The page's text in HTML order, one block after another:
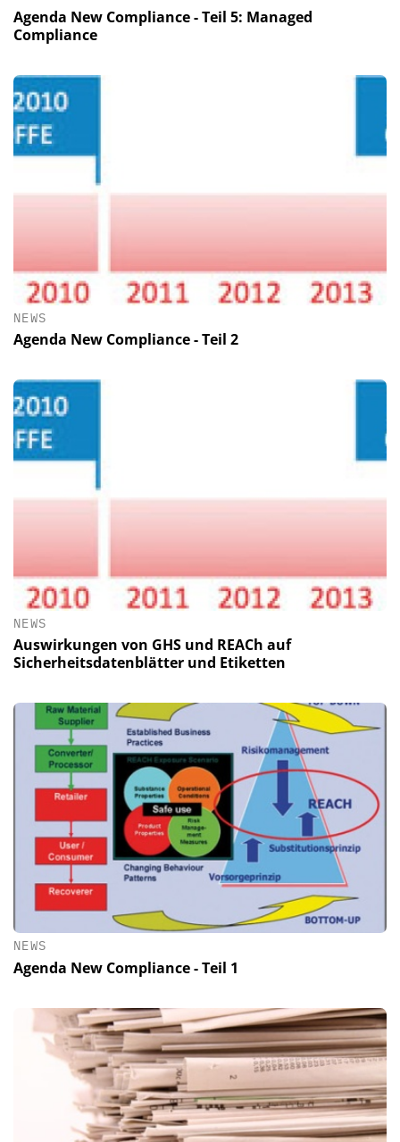
Agenda New Compliance - Teil 5: Managed
Compliance
NEWS
Agenda New Compliance - Teil 2
NEWS
Auswirkungen von GHS und REACh auf
Sicherheitsdatenblätter und Etiketten
NEWS
Agenda New Compliance - Teil 1